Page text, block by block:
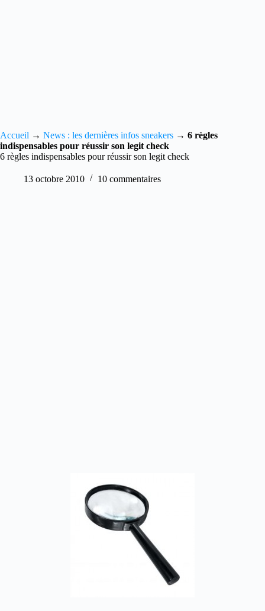
Accueil → News : les dernières infos sneakers → 6 règles
indispensables pour réussir son legit check
6 règles indispensables pour réussir son legit check
13 octobre 2010 10 commentaires